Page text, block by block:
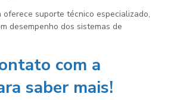
oferece suporte técnico especializado,
desempenho dos sistemas de
com a
saber mais!